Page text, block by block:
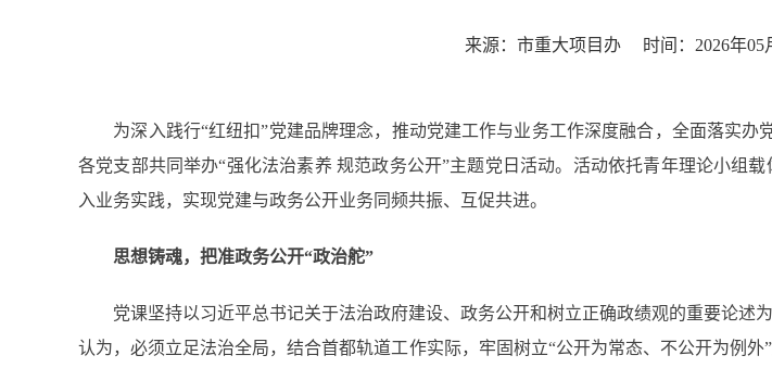
来源：市重大项目办 时间：2026年05
为深入践行“红纽扣”党建品牌理念，推动党建工作与业务工作深度融合，全面落实办
各党支部共同举办“强化法治素养 规范政务公开”主题党日活动。活动依托青年理论小组
入业务实践，实现党建与政务公开业务同频共振、互促共进。
思想铸魂，把准政务公开“政治舵”
党课坚持以习近平总书记关于法治政府建设、政务公开和树立正确政绩观的重要论述
认为，必须立足法治全局，结合首都轨道工作实际，牢固树立“公开为常态、不公开为例